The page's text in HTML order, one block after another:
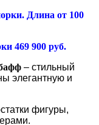
Длина от 100
469 900 руб.
– стильный
элегантную и
фигуры,
.